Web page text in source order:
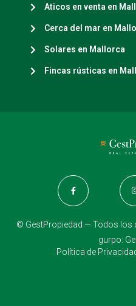
Aticos en venta en
Cerca del mar en
Solares en Mallorca
Fincas rústicas en
© GestPropiedad — Todos los
gurpo:
Política de